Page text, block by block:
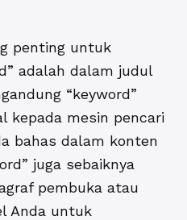
penting untuk
adalah dalam judul
“keyword”
kepada mesin pencari
bahas dalam konten
juga sebaiknya
pembuka atau
Anda untuk